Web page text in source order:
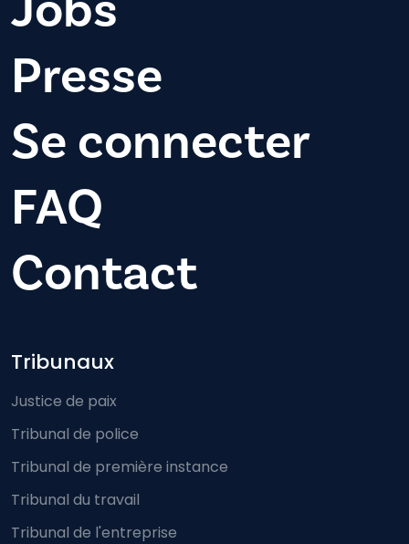
Presse
Se connecter
FAQ
Contact
Footer-menu
Tribunaux
Justice de paix
Tribunal de police
Tribunal de première instance
Tribunal du travail
Tribunal de l'entreprise